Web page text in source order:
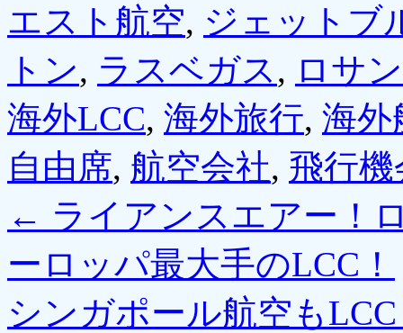
エスト航空, ジェットブ
トン, ラスベガス , ロサ
海外LCC, 海外旅行, 海外
自由席, 航空会社, 飛行機
← ライアンスエアー！
ーロッパ最大手のLCC！
シンガポール航空も